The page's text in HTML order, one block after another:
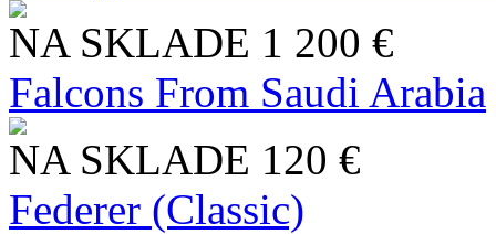
NA SKLADE 1 200 €
Falcons From Saudi Arabia
NA SKLADE 120 €
Federer (Classic)